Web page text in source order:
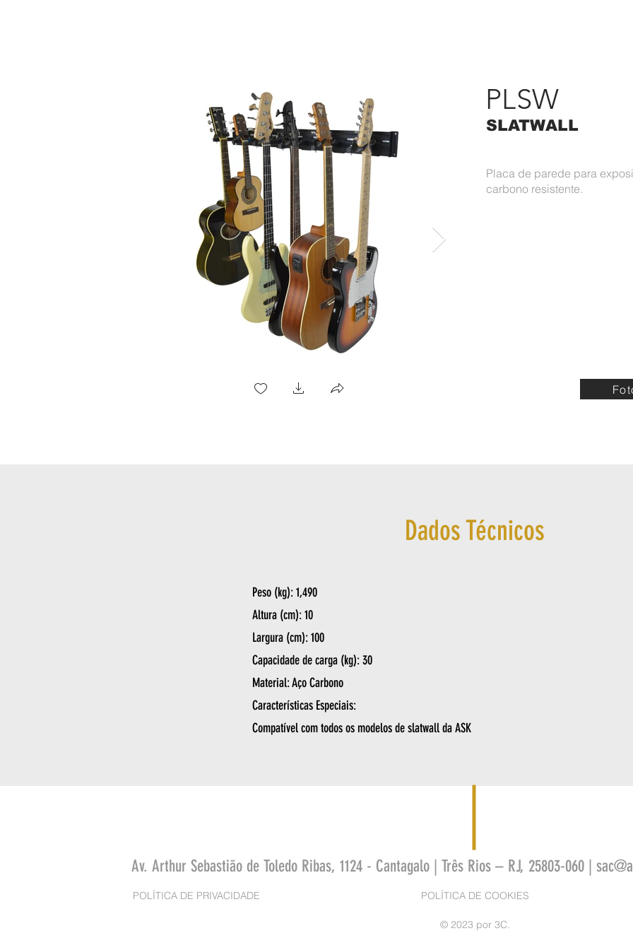
PLSW
SLATWALL
Placa de parede para
carbono resistente.
Dados Técnicos
Peso (kg): 1,490
Altura (cm): 10
Largura (cm): 100
Capacidade de carga (kg): 30
Material: Aço Carbono
Características Especiais:
Compatível com todos os modelos de slatwall da ASK
Av. Arthur Sebastião de Toledo Ribas, 1124 - Cantagalo | Três Rios – RJ, 25803-060 |
POLÍTICA DE PRIVACIDADE POLÍTICA DE COOKIES
© 2023 por 3C.